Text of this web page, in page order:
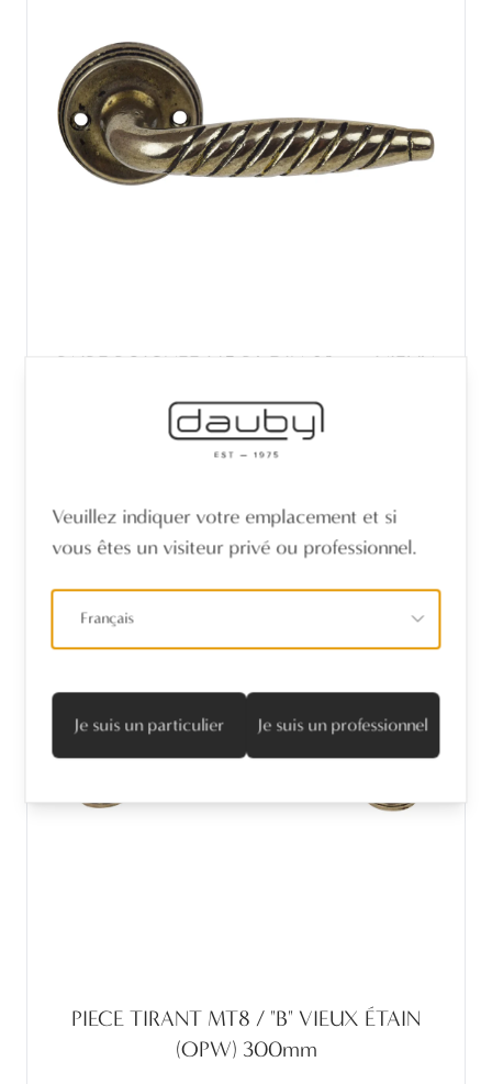
PAIRE POIGNEE M5 R1-DIN-38mm VIEUX
ÉTAIN (OPW)
PIECE TIRANT MT8 / "B" VIEUX ÉTAIN
(OPW) 300mm
Veuillez indiquer votre emplacement et si
vous êtes un visiteur privé ou professionnel.
Français
Je suis un particulier Je suis un professionnel